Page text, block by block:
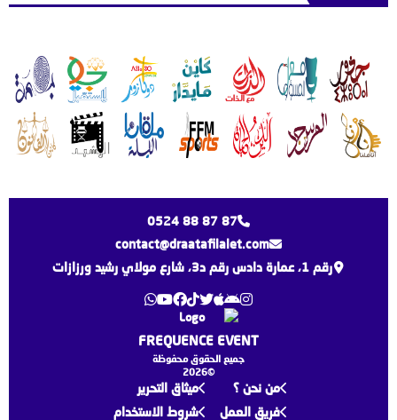
0524 88 87 87
contact@draatafilalet.com
رقم 1، عمارة دادس رقم د3، شارع مولاي رشيد ورزازات
FREQUENCE EVENT
جميع الحقوق محفوظة
©2026
من نحن ؟
فريق العمل
ميثاق التحرير
شروط الاستخدام